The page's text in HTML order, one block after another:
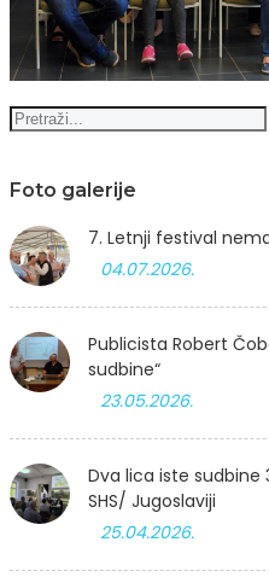
Foto galerije
7. Letnji festival
04.07.2026.
Publicista Robert
sudbine“
23.05.2026.
Dva lica iste sudbine
SHS/ Jugoslaviji
25.04.2026.